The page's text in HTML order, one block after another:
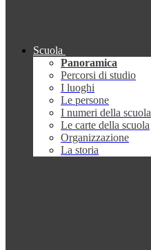
Scuola
Panoramica
Percorsi di studio
I luoghi
Le persone
I numeri della scuola
Le carte della scuola
Organizzazione
La storia